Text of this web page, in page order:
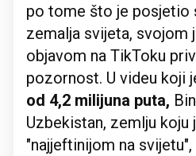
po tome što je posjetio
zemalja svijeta, svojom
objavom na TikToku
pozornost. U videu koji
od 4,2 milijuna puta,
Uzbekistan, zemlju koju
"najjeftinijom na